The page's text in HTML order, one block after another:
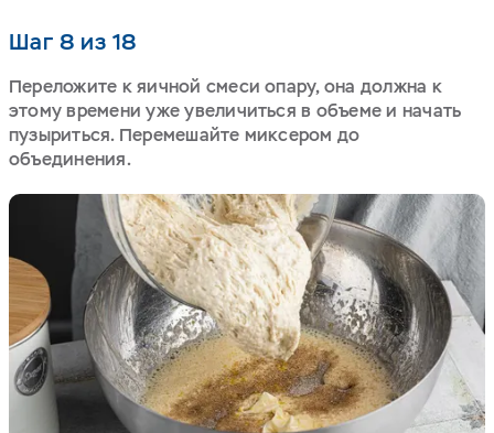
Шаг 8 из 18
Переложите к яичной смеси опару, она должна к
этому времени уже увеличиться в объеме и начать
пузыриться. Перемешайте миксером до
объединения.